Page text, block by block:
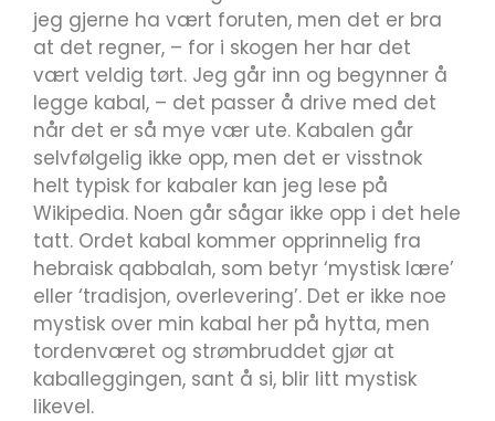
jeg gjerne ha vært foruten, men det er bra
at det regner, – for i skogen her har det
vært veldig tørt. Jeg går inn og begynner å
legge kabal, – det passer å drive med det
når det er så mye vær ute. Kabalen går
selvfølgelig ikke opp, men det er visstnok
helt typisk for kabaler kan jeg lese på
Wikipedia. Noen går sågar ikke opp i det hele
tatt. Ordet kabal kommer opprinnelig fra
hebraisk qabbalah, som betyr ‘mystisk lære’
eller ‘tradisjon, overlevering’. Det er ikke noe
mystisk over min kabal her på hytta, men
tordenværet og strømbruddet gjør at
kaballeggingen, sant å si, blir litt mystisk
likevel.